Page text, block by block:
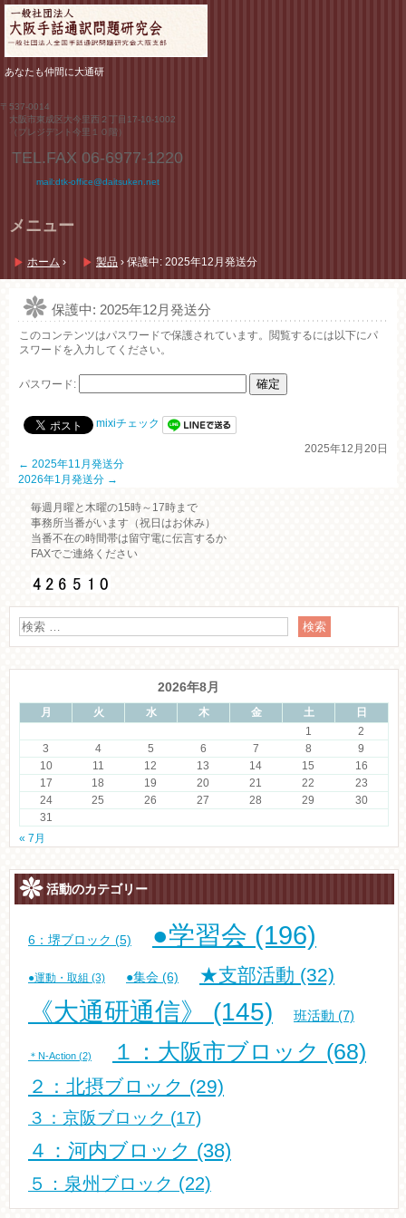
あなたも仲間に大通研
〒537-0014
大阪市東成区大今里西２丁目17-10-1002
（プレジデント今里１０階）
TEL.FAX 06-6977-1220
mail:dtk-office@daitsuken.net
メニュー
ン
へ
ホーム › 製品 › 保護中: 2025年12月発送分
保護中: 2025年12月発送分
このコンテンツはパスワードで保護されています。閲覧するには以下にパ
スワードを入力してください。
パスワード:
mixiチェック
2025年12月20日
← 2025年11月発送分
2026年1月発送分 →
毎週月曜と木曜の15時～17時まで
事務所当番がいます（祝日はお休み）
当番不在の時間帯は留守電に伝言するか
FAXでご連絡ください
2026年8月
月 火 水 木 金 土
日
1
2
3
4 5 6 7 8
9
10
11 12 13 14 15
16
17
18 19 20 21 22
23
24
25 26 27 28 29
30
31
« 7月
活動のカテゴリー
6：堺ブロック (5) ●学習会 (196)
●運動・取組 (3) ●集会 (6) ★支部活動 (32)
《大通研通信》 (145) 班活動 (7)
＊N-Action (2) １：大阪市ブロック (68)
２：北摂ブロック (29)
３：京阪ブロック (17)
４：河内ブロック (38)
５：泉州ブロック (22)